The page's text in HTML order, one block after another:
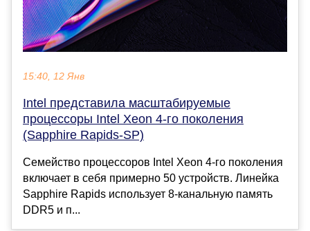
15:40, 12 Янв
Intel представила масштабируемые
процессоры Intel Xeon 4-го поколения
(Sapphire Rapids-SP)
Семейство процессоров Intel Xeon 4-го поколения
включает в себя примерно 50 устройств. Линейка
Sapphire Rapids использует 8-канальную память
DDR5 и п...